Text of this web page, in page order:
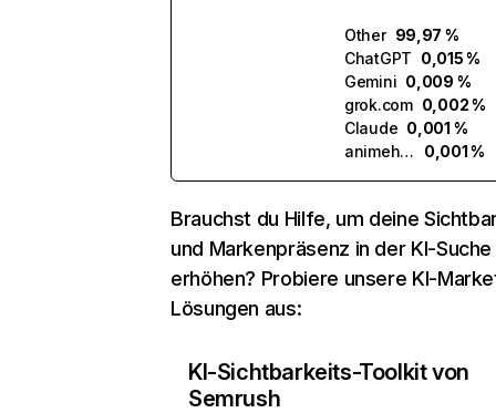
Other 99,97 %
ChatGPT 0,015 %
Gemini 0,009 %
grok.com 0,002 %
Claude 0,001 %
animehay.ai
0,001 %
Brauchst du Hilfe, um deine
und Markenpräsenz in der KI-Suche
erhöhen? Probiere unsere KI-
Lösungen aus:
KI-Sichtbarkeits-Toolkit von
Semrush